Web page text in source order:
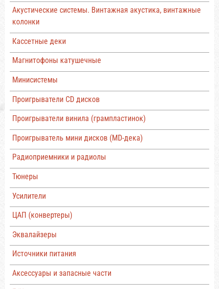
Акустические системы. Винтажная акустика, винтажные
колонки
Кассетные деки
Магнитофоны катушечные
Минисистемы
Проигрыватели CD дисков
Проигрыватели винила (грампластинок)
Проигрыватель мини дисков (MD-дека)
Радиоприемники и радиолы
Тюнеры
Усилители
ЦАП (конвертеры)
Эквалайзеры
Источники питания
Аксессуары и запасные части